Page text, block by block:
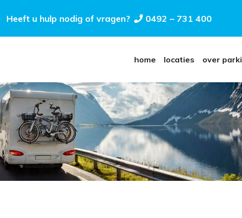
Heeft u hulp nodig of vragen? 0492 – 731 400
home locaties over parki